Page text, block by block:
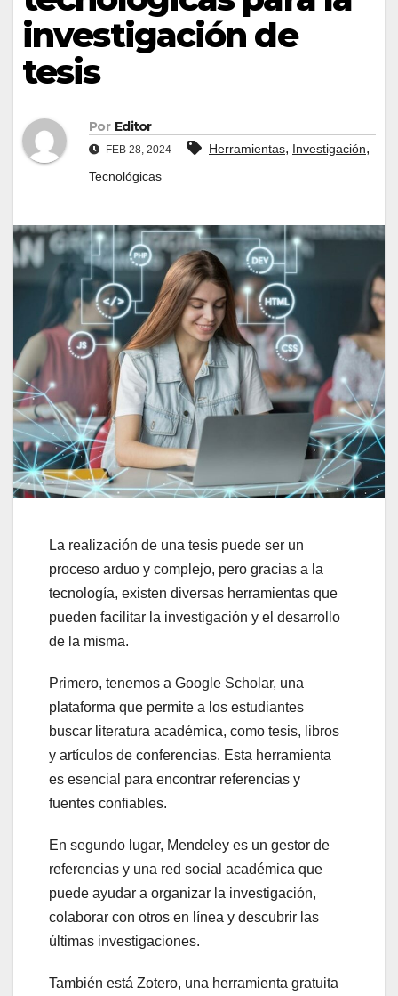
investigación de
tesis
Por Editor
FEB 28, 2024 Herramientas, Investigación,
Tecnológicas
La realización de una tesis puede ser un
proceso arduo y complejo, pero gracias a la
tecnología, existen diversas herramientas que
pueden facilitar la investigación y el desarrollo
de la misma.
Primero, tenemos a Google Scholar, una
plataforma que permite a los estudiantes
buscar literatura académica, como tesis, libros
y artículos de conferencias. Esta herramienta
es esencial para encontrar referencias y
fuentes confiables.
En segundo lugar, Mendeley es un gestor de
referencias y una red social académica que
puede ayudar a organizar la investigación,
colaborar con otros en línea y descubrir las
últimas investigaciones.
También está Zotero, una herramienta gratuita